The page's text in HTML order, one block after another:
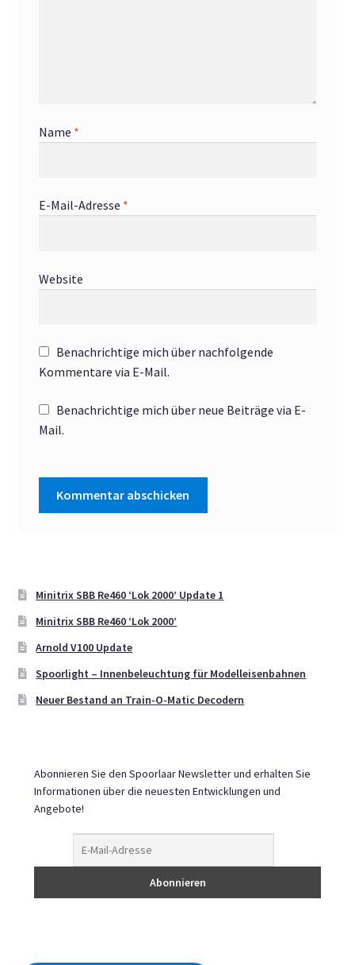
Name *
E-Mail-Adresse *
Website
Benachrichtige mich über nachfolgende
Kommentare via E-Mail.
Benachrichtige mich über neue Beiträge via E-
Mail.
Minitrix SBB Re460 ‘Lok 2000’ Update 1
Minitrix SBB Re460 ‘Lok 2000’
Arnold V100 Update
Spoorlight – Innenbeleuchtung für Modelleisenbahnen
Neuer Bestand an Train-O-Matic Decodern
Abonnieren Sie den Spoorlaar Newsletter und erhalten Sie
Informationen über die neuesten Entwicklungen und
Angebote!